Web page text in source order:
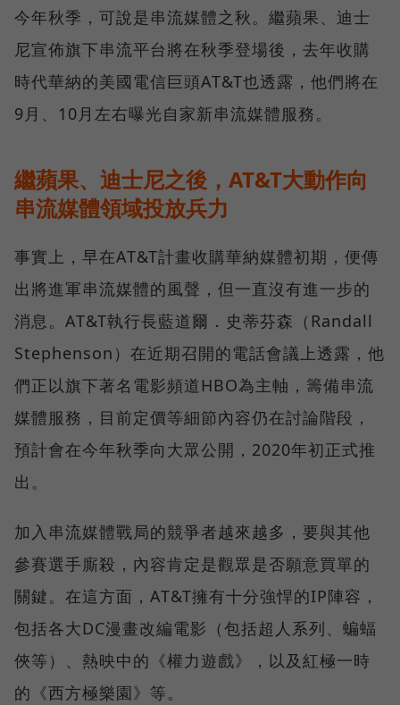
今年秋季，可說是串流媒體之秋。繼蘋果、迪士
尼宣佈旗下串流平台將在秋季登場後，去年收購
時代華納的美國電信巨頭AT&T也透露，他們將在
9月、10月左右曝光自家新串流媒體服務。
繼蘋果、迪士尼之後，AT&T大動作向
串流媒體領域投放兵力
事實上，早在AT&T計畫收購華納媒體初期，便傳
出將進軍串流媒體的風聲，但一直沒有進一步的
消息。AT&T執行長藍道爾．史蒂芬森（Randall
Stephenson）在近期召開的電話會議上透露，他
們正以旗下著名電影頻道HBO為主軸，籌備串流
媒體服務，目前定價等細節內容仍在討論階段，
預計會在今年秋季向大眾公開，2020年初正式推
出。
加入串流媒體戰局的競爭者越來越多，要與其他
參賽選手廝殺，內容肯定是觀眾是否願意買單的
關鍵。在這方面，AT&T擁有十分強悍的IP陣容，
包括各大DC漫畫改編電影（包括超人系列、蝙蝠
俠等）、熱映中的《權力遊戲》，以及紅極一時
的《西方極樂園》等。